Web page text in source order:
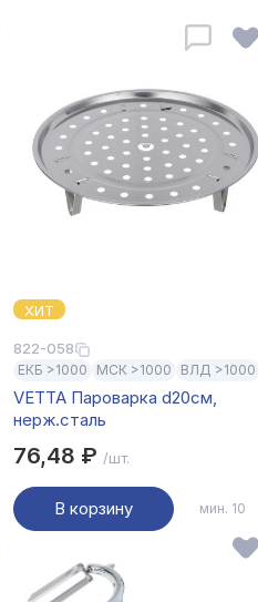
ХИТ
822-058
ЕКБ >1000 МСК >1000 ВЛД >1000
VETTA Пароварка d20см,
нерж.сталь
76,48 ₽ /шт.
В корзину мин. 10